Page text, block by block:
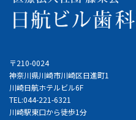
〒210-0024
神奈川県川崎市川崎区日進町1
川崎日航ホテルビル6F
TEL:044-221-6321
川崎駅東口から徒歩1分